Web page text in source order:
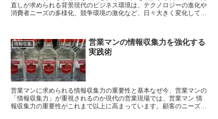
直しが求められる背景現代のビジネス環境は、テクノロジーの進化や
消費者ニーズの多様化、競争環境の激化など、日々大きく変化してい
情報収集
営業マンの情報収集力を強化する
実践術
営業マンに求められる情報収集力の重要性と基本なぜ今、営業マンの
「情報収集力」が重視されるのか現代の営業現場では、営業マン 情
報収集力の重要性がこれまで以上に高まっています。顧客のニーズが